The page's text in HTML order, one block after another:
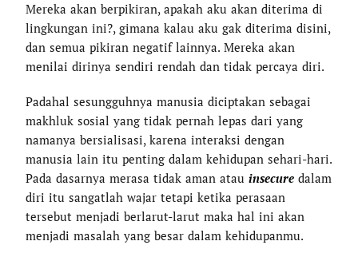
Mereka akan berpikiran, apakah aku akan diterima di
lingkungan ini?, gimana kalau aku gak diterima disini,
dan semua pikiran negatif lainnya. Mereka akan
menilai dirinya sendiri rendah dan tidak percaya diri.
Padahal sesungguhnya manusia diciptakan sebagai
makhluk sosial yang tidak pernah lepas dari yang
namanya bersialisasi, karena interaksi dengan
manusia lain itu penting dalam kehidupan sehari-hari.
Pada dasarnya merasa tidak aman atauinsecure dalam
diri itu sangatlah wajar tetapi ketika perasaan
tersebut menjadi berlarut-larut maka hal ini akan
menjadi masalah yang besar dalam kehidupanmu.